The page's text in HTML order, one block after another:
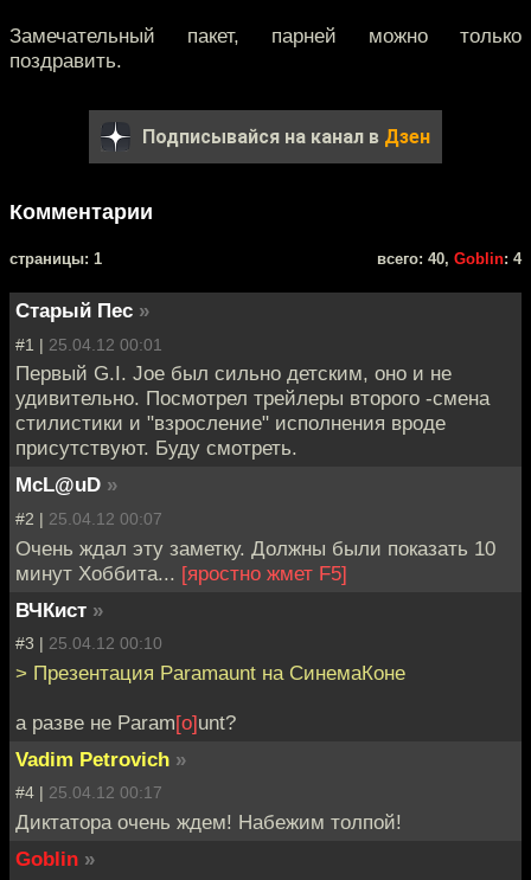
Замечательный пакет, парней можно только
поздравить.
Подписывайся на канал в Дзен
Комментарии
cтраницы: 1 всего: 40, Goblin: 4
Старый Пес »
#1 | 25.04.12 00:01
Первый G.I. Joe был сильно детским, оно и не
удивительно. Посмотрел трейлеры второго -смена
стилистики и "взросление" исполнения вроде
присутствуют. Буду смотреть.
McL@uD »
#2 | 25.04.12 00:07
Очень ждал эту заметку. Должны были показать 10
минут Хоббита... [яростно жмет F5]
ВЧКист »
#3 | 25.04.12 00:10
> Презентация Paramaunt на СинемаКоне
а разве не Param[o]unt?
Vadim Petrovich »
#4 | 25.04.12 00:17
Диктатора очень ждем! Набежим толпой!
Goblin »